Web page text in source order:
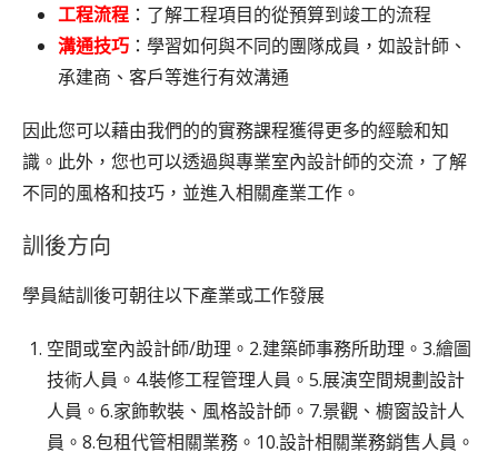
工程流程 ：了解工程項目的從預算到竣工的流程
溝通技巧 ：學習如何與不同的團隊成員，如設計師、
承建商、客戶等進行有效溝通
因此您可以藉由我們的的實務課程獲得更多的經驗和知
識。此外，您也可以透過與專業室內設計師的交流，了解
不同的風格和技巧，並進入相關產業工作。
訓後方向
學員結訓後可朝往以下產業或工作發展
空間或室內設計師/助理。2.建築師事務所助理。3.繪圖
技術人員。4.裝修工程管理人員。5.展演空間規劃設計
人員。6.家飾軟裝、風格設計師。7.景觀、櫥窗設計人
員。8.包租代管相關業務。10.設計相關業務銷售人員。